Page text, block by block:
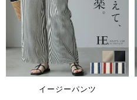
イージーパンツ